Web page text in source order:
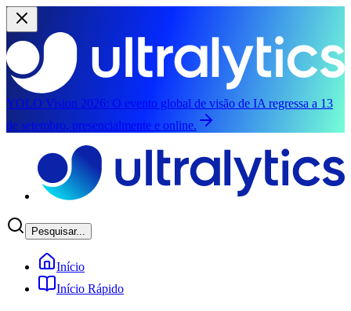
YOLO Vision 2026: O evento global de visão de IA regressa a 13
de setembro, presencialmente e online.
Pesquisar...
Início
Início Rápido